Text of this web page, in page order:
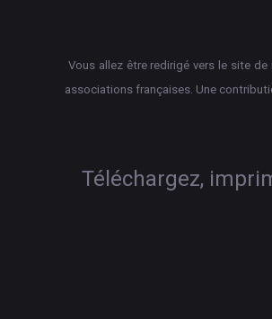
Vous allez être redirigé vers le site
associations françaises. Une
Téléchargez,